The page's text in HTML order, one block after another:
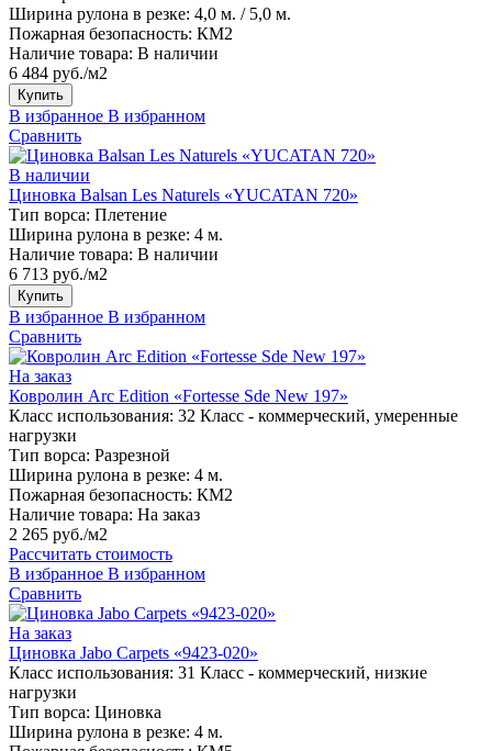
Ширина рулона в резке: 4,0 м. / 5,0 м.
Пожарная безопасность: КМ2
Наличие товара: В наличии
6 484 руб./м2
Купить
В избранное В избранном
Сравнить
В наличии
Циновка Balsan Les Naturels «YUCATAN 720»
Тип ворса: Плетение
Ширина рулона в резке: 4 м.
Наличие товара: В наличии
6 713 руб./м2
Купить
В избранное В избранном
Сравнить
На заказ
Ковролин Arc Edition «Fortesse Sde New 197»
Класс использования: 32 Класс - коммерческий, умеренные
нагрузки
Тип ворса: Разрезной
Ширина рулона в резке: 4 м.
Пожарная безопасность: КМ2
Наличие товара: На заказ
2 265 руб./м2
Рассчитать стоимость
В избранное В избранном
Сравнить
На заказ
Циновка Jabo Carpets «9423-020»
Класс использования: 31 Класс - коммерческий, низкие
нагрузки
Тип ворса: Циновка
Ширина рулона в резке: 4 м.